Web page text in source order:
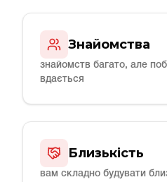
Знайомства
знайомств багато, але
вдається
Близькість
вам складно будувати